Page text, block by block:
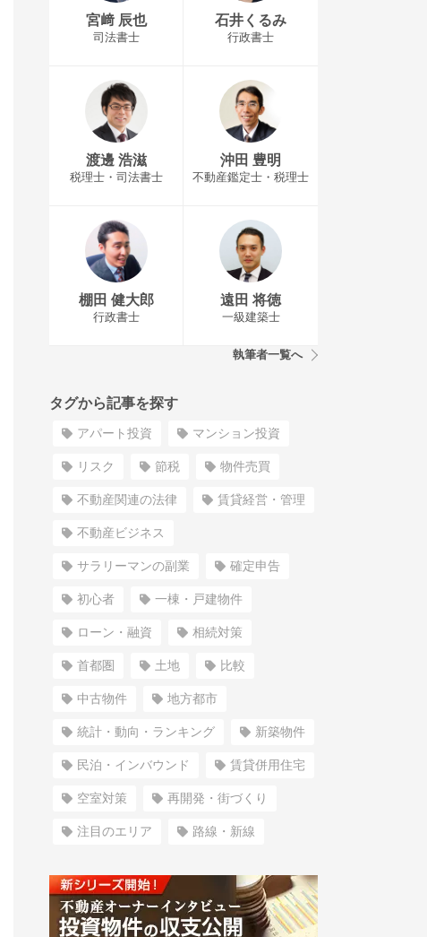
宮﨑 辰也
司法書士
石井くるみ
行政書士
渡邊 浩滋
税理士・司法書士
沖田 豊明
不動産鑑定士・税理士
棚田 健大郎
行政書士
遠田 将徳
一級建築士
執筆者一覧へ
タグから記事を探す
アパート投資 マンション投資
リスク 節税 物件売買
不動産関連の法律 賃貸経営・管理
不動産ビジネス
サラリーマンの副業 確定申告
初心者 一棟・戸建物件
ローン・融資 相続対策
首都圏 土地 比較
中古物件 地方都市
統計・動向・ランキング 新築物件
民泊・インバウンド 賃貸併用住宅
空室対策 再開発・街づくり
注目のエリア 路線・新線